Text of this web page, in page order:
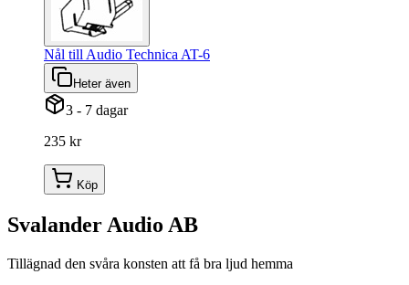
Nål till Audio Technica AT-6
Heter även
3 - 7 dagar
235 kr
Köp
Svalander Audio AB
Tillägnad den svåra konsten att få bra ljud hemma